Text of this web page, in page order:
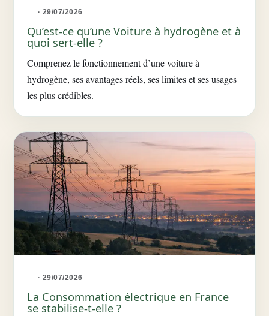
· 29/07/2026
Qu’est-ce qu’une Voiture à hydrogène et à
quoi sert-elle ?
Comprenez le fonctionnement d’une voiture à
hydrogène, ses avantages réels, ses limites et ses usages
les plus crédibles.
· 29/07/2026
La Consommation électrique en France
se stabilise-t-elle ?